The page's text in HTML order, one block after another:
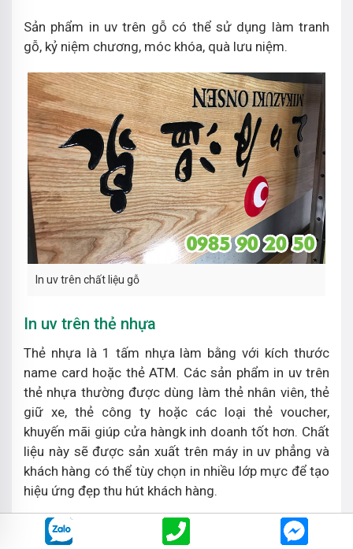
Sản phẩm in uv trên gỗ có thể sử dụng làm tranh
gỗ, kỷ niệm chương, móc khóa, quà lưu niệm.
In uv trên chất liệu gỗ
In uv trên thẻ nhựa
Thẻ nhựa là 1 tấm nhựa làm bằng với kích thước
name card hoặc thẻ ATM. Các sản phẩm in uv trên
thẻ nhựa thường được dùng làm thẻ nhân viên, thẻ
giữ xe, thẻ công ty hoặc các loại thẻ voucher,
khuyến mãi giúp cửa hàngk inh doanh tốt hơn. Chất
liệu này sẽ được sản xuất trên máy in uv phẳng và
khách hàng có thể tùy chọn in nhiều lớp mực để tạo
hiệu ứng đẹp thu hút khách hàng.
Dịch vụ in thẻ nhựa tại công ty Vie Print sẽ áp dụng
in gia công, vật liệu do khách hàng mang đến.